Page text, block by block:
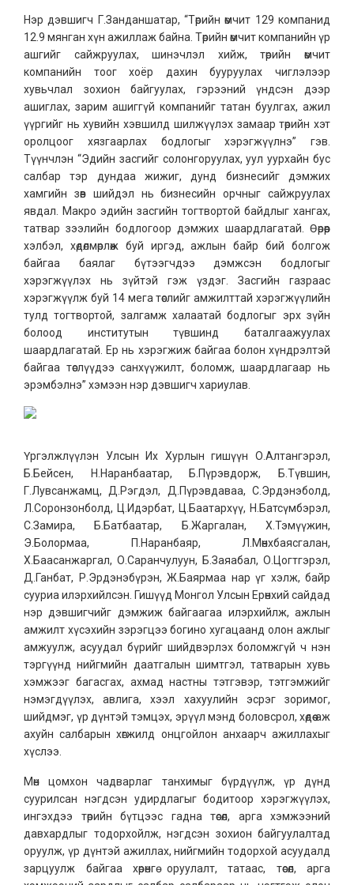
Нэр дэвшигч Г.Занданшатар, “Төрийн өмчит 129 компанид
12.9 мянган хүн ажиллаж байна. Төрийн өмчит компанийн үр
ашгийг сайжруулах, шинэчлэл хийж, төрийн өмчит
компанийн тоог хоёр дахин бууруулах чиглэлээр
хувьчлал зохион байгуулах, гэрээний үндсэн дээр
ашиглах, зарим ашиггүй компанийг татан буулгах, ажил
үүргийг нь хувийн хэвшилд шилжүүлэх замаар төрийн хэт
оролцоог хязгаарлах бодлогыг хэрэгжүүлнэ” гэв.
Түүнчлэн “Эдийн засгийг солонгоруулах, уул уурхайн бус
салбар тэр дундаа жижиг, дунд бизнесийг дэмжих
хамгийн зөв шийдэл нь бизнесийн орчныг сайжруулах
явдал. Макро эдийн засгийн тогтвортой байдлыг хангах,
татвар зээлийн бодлогоор дэмжих шаардлагатай. Өөрөөр
хэлбэл, хөдөлмөрлөж буй иргэд, ажлын байр бий болгож
байгаа баялаг бүтээгчдээ дэмжсэн бодлогыг
хэрэгжүүлэх нь зүйтэй гэж үздэг. Засгийн газраас
хэрэгжүүлж буй 14 мега төслийг амжилттай хэрэгжүүлийн
тулд тогтвортой, залгамж халаатай бодлогыг эрх зүйн
болоод институтын түвшинд баталгаажуулах
шаардлагатай. Ер нь хэрэгжиж байгаа болон хүндрэлтэй
байгаа төслүүдээ санхүүжилт, боломж, шаардлагаар нь
эрэмбэлнэ” хэмээн нэр дэвшигч хариулав.
Үргэлжлүүлэн Улсын Их Хурлын гишүүн О.Алтангэрэл,
Б.Бейсен, Н.Наранбаатар, Б.Пүрэвдорж, Б.Түвшин,
Г.Лувсанжамц, Д.Рэгдэл, Д.Пүрэвдаваа, С.Эрдэнэболд,
Л.Соронзонболд, Ц.Идэрбат, Ц.Баатархүү, Н.Батсүмбэрэл,
С.Замира, Б.Батбаатар, Б.Жаргалан, Х.Тэмүүжин,
Э.Болормаа, П.Наранбаяр, Л.Мөнхбаясгалан,
Х.Баасанжаргал, О.Саранчулуун, Б.Заяабал, О.Цогтгэрэл,
Д.Ганбат, Р.Эрдэнэбүрэн, Ж.Баярмаа нар үг хэлж, байр
сууриа илэрхийлсэн. Гишүүд Монгол Улсын Ерөнхий сайдад
нэр дэвшигчийг дэмжиж байгаагаа илэрхийлж, ажлын
амжилт хүсэхийн зэрэгцээ богино хугацаанд олон ажлыг
амжуулж, асуудал бүрийг шийдвэрлэх боломжгүй ч нэн
тэргүүнд нийгмийн даатгалын шимтгэл, татварын хувь
хэмжээг багасгах, ахмад настны тэтгэвэр, тэтгэмжийг
нэмэгдүүлэх, авлига, хээл хахуулийн эсрэг зоримог,
шийдмэг, үр дүнтэй тэмцэх, эрүүл мэнд боловсрол, хөдөө аж
ахуйн салбарын хөгжилд онцгойлон анхаарч ажиллахыг
хүслээ.
Мөн цомхон чадварлаг танхимыг бүрдүүлж, үр дүнд
суурилсан нэгдсэн удирдлагыг бодитоор хэрэгжүүлэх,
ингэхдээ төрийн бүтцээс гадна төсөл, арга хэмжээний
давхардлыг тодорхойлж, нэгдсэн зохион байгуулалтад
оруулж, үр дүнтэй ажиллах, нийгмийн тодорхой асуудалд
зарцуулж байгаа хөрөнгө оруулалт, татаас, төсөл, арга